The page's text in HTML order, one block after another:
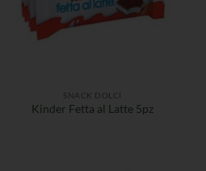
SNACK DOLCI
Kinder Fetta al Latte 5pz